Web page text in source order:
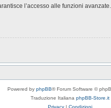
l’accesso alle funzioni
Powered by phpBB® Forum Software ©
Traduzione Italiana phpBB-Store.it
Privacy | Condizioni